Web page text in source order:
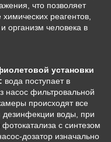
что позволяет
реагентов,
организм человека в
установки
вода поступает в
насос фильтровальной
происходят все
дезинфекции воды, при
с синтезом
дозатор изначально